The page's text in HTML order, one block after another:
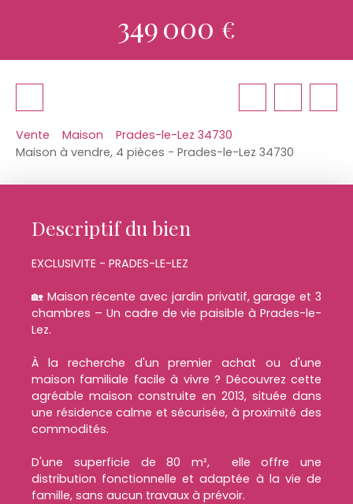
349 000 €
Vente Maison
Prades-le-Lez 34730
Maison à vendre, 4 pièces - Prades-le-Lez 34730
Descriptif du bien
EXCLUSIVITE - PRADES-LE-LEZ
🏡 Maison récente avec jardin privatif, garage et 3
chambres – Un cadre de vie paisible à Prades-le-
Lez.
À la recherche d'un premier achat ou d'une
maison familiale facile à vivre ? Découvrez cette
agréable maison construite en 2013, située dans
une résidence calme et sécurisée, à proximité des
commodités.
D'une superficie de 80 m², elle offre une
distribution fonctionnelle et adaptée à la vie de
famille, sans aucun travaux à prévoir.